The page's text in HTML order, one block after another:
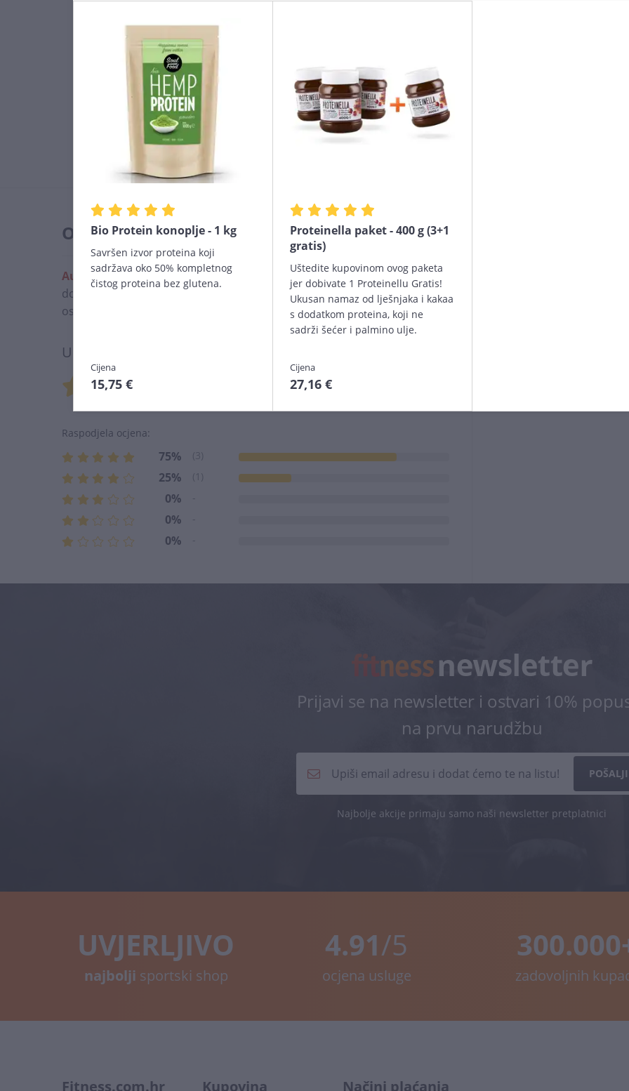
Ocjene kupaca
Autentične ocjene:Izuzetno cijenimo iskustvo naših kupaca i zato ne
dopuštamo ocjenjivanje i pisanje osvrta bez kupnje. Sve ocjene i osvrte
ostavili su isključivo naši kupci koji su imali iskustvo s proizvodom.
Ukupna ocjena 4 kupaca:
Raspodjela ocjena:
75% (3)
25% (1)
0% -
0% -
0% -
Bio Protein konoplje - 1 kg
Savršen izvor proteina koji
sadržava oko 50% kompletnog
čistog proteina bez glutena.
Cijena
15,75 €
Proteinella paket - 400 g (3+1
gratis)
Uštedite kupovinom ovog paketa
jer dobivate 1 Proteinellu Gratis!
Ukusan namaz od lješnjaka i kakaa
s dodatkom proteina, koji ne
sadrži šećer i palmino ulje.
Cijena
27,16 €
Prijavi se na newsletter i ostvari 10%
na prvu narudžbu
POŠALJI
Najbolje akcije primaju samo naši newsletter pretplatnici
UVJERLJIVO
najbolji sportski shop
4.91/5
ocjena usluge zadovoljnih
Fitness.com.hr Kupovina Načini plaćanja